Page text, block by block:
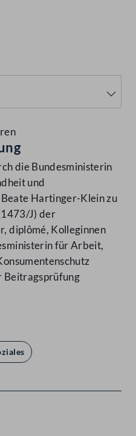
die Bundesministerin
und
Hartinger-Klein zu
J) der
diplômé, Kolleginnen
für Arbeit,
Beitragsprüfung